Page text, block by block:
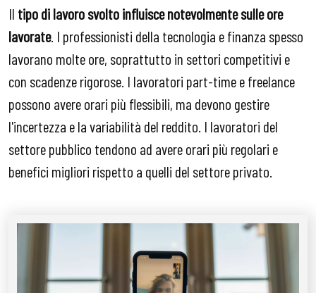
Il tipo di lavoro svolto influisce notevolmente sulle ore
lavorate. I professionisti della tecnologia e finanza spesso
lavorano molte ore, soprattutto in settori competitivi e
con scadenze rigorose. I lavoratori part-time e freelance
possono avere orari più flessibili, ma devono gestire
l'incertezza e la variabilità del reddito. I lavoratori del
settore pubblico tendono ad avere orari più regolari e
benefici migliori rispetto a quelli del settore privato.